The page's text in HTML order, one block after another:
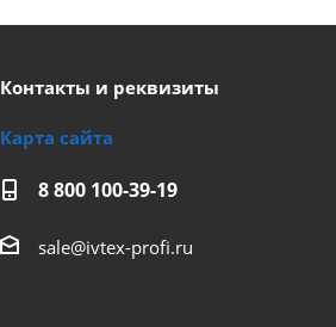
Контакты и реквизиты
Карта сайта
8 800 100-39-19
sale@ivtex-profi.ru